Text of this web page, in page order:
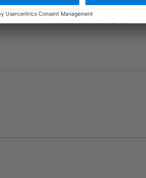
Zum Merkzettel hinzufügen
Herstellernummer:1985